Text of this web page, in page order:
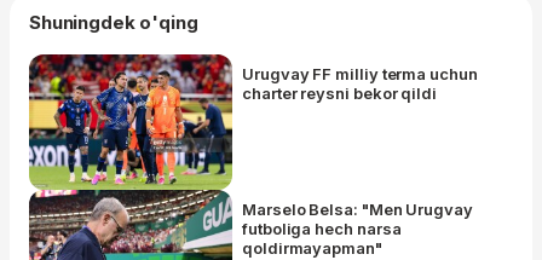
Shuningdek o'qing
Urugvay FF milliy terma uchun
charter reysni bekor qildi
Marselo Belsa: "Men Urugvay
futboliga hech narsa
qoldirmayapman"